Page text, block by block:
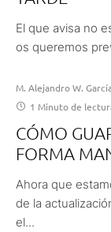
El que avisa no
os queremos
M. Alejandro W.
1 Minuto de
CÓMO
FORMA
Ahora que
de la
el...